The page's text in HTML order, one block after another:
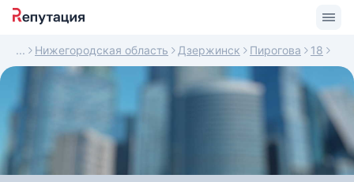
Нижегородская область Дзержинск Пирогова 18